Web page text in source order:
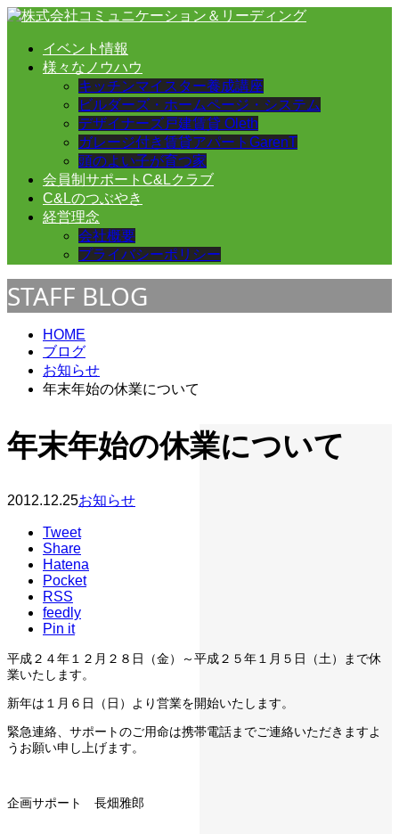
イベント情報
様々なノウハウ
キッチンマイスター養成講座
ビルダーズ・ホームページ・システム
デザイナーズ戸建賃貸 Oleth
ガレージ付き賃貸アパートGarenT
頭のよい子が育つ家
会員制サポートC&Lクラブ
C&Lのつぶやき
経営理念
会社概要
プライバシーポリシー
STAFF BLOG
HOME
ブログ
お知らせ
年末年始の休業について
年末年始の休業について
2012.12.25お知らせ
Tweet
Share
Hatena
Pocket
RSS
feedly
Pin it
平成２４年１２月２８日（金）～平成２５年１月５日（土）まで休
業いたします。
新年は１月６日（日）より営業を開始いたします。
緊急連絡、サポートのご用命は携帯電話までご連絡いただきますよ
うお願い申し上げます。
企画サポート 長畑雅郎